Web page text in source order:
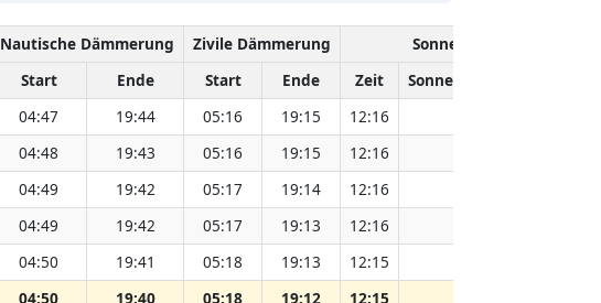
Nautische Dämmerung Zivile Dämmerung
Sonnenhöchststand
Start Ende Start Ende Zeit
Sonnenentfernung (Mio.
04:47 19:44 05:16 19:15 12:16
04:48 19:43 05:16 19:15 12:16
04:49 19:42 05:17 19:14 12:16
04:49 19:42 05:17 19:13 12:16
04:50 19:41 05:18 19:13 12:15
04:50 19:40 05:18 19:12 12:15